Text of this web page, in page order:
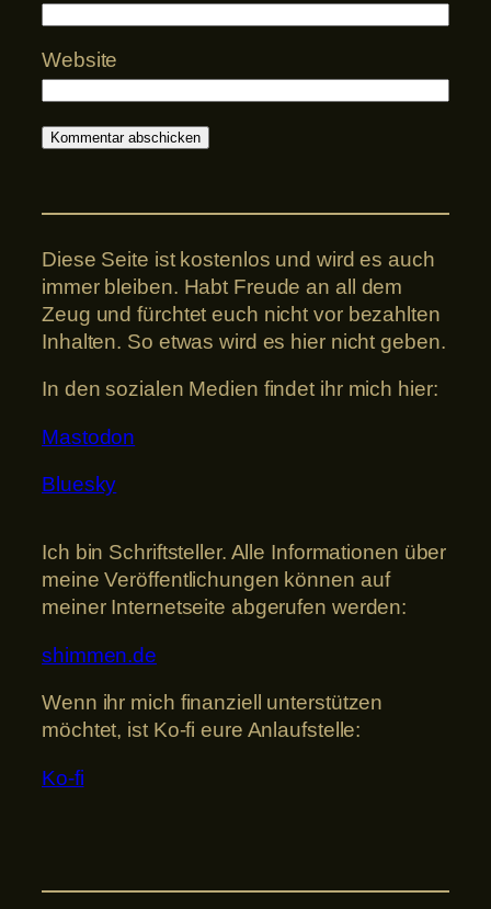
Website
Diese Seite ist kostenlos und wird es auch
immer bleiben. Habt Freude an all dem
Zeug und fürchtet euch nicht vor bezahlten
Inhalten. So etwas wird es hier nicht geben.
In den sozialen Medien findet ihr mich hier:
Mastodon
Bluesky
Ich bin Schriftsteller. Alle Informationen über
meine Veröffentlichungen können auf
meiner Internetseite abgerufen werden:
shimmen.de
Wenn ihr mich finanziell unterstützen
möchtet, ist Ko-fi eure Anlaufstelle:
Ko-fi